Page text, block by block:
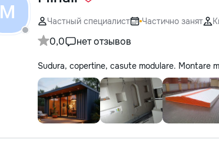
M Частный специалист Частично занят
0,0 нет отзывов
Sudura, copertine, casute modulare. Montare